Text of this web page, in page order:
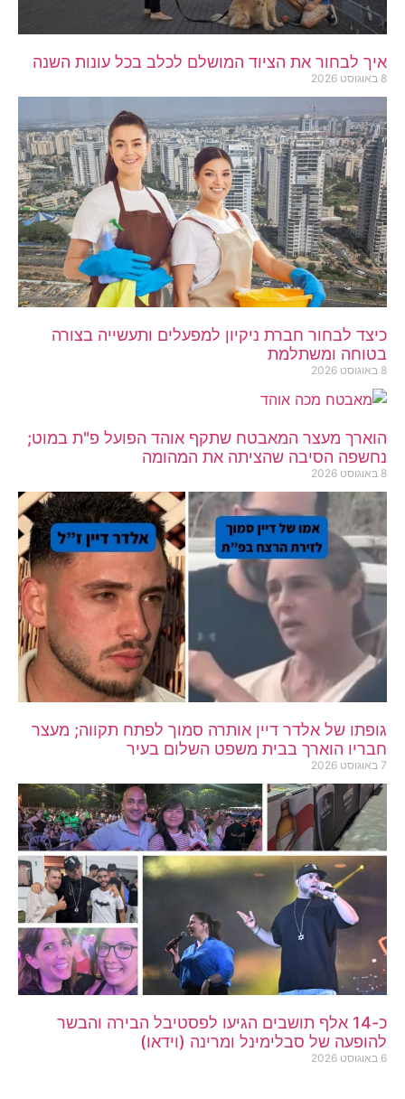
איך לבחור את הציוד המושלם לכלב בכל עונות השנה
8 באוגוסט 2026
כיצד לבחור חברת ניקיון למפעלים ותעשייה בצורה
בטוחה ומשתלמת
8 באוגוסט 2026
הוארך מעצר המאבטח שתקף אוהד הפועל פ"ת במוט;
נחשפה הסיבה שהציתה את המהומה
8 באוגוסט 2026
גופתו של אלדר דיין אותרה סמוך לפתח תקווה; מעצר
חבריו הוארך בבית משפט השלום בעיר
7 באוגוסט 2026
כ-14 אלף תושבים הגיעו לפסטיבל הבירה והבשר
להופעה של סבלימינל ומרינה (וידאו)
6 באוגוסט 2026